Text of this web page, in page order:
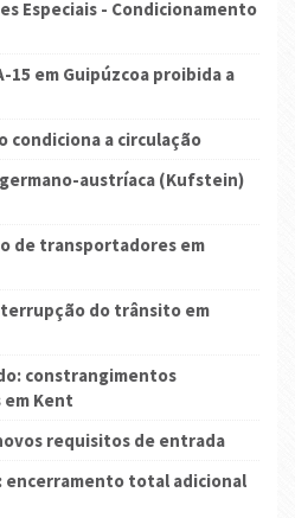
Especiais - Condicionamento
15 em Guipúzcoa proibida a
condiciona a circulação
austríaca (Kufstein)
de transportadores em
do trânsito em
constrangimentos
Kent
requisitos de entrada
encerramento total adicional